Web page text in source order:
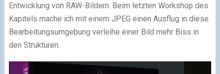
Entwicklung von RAW-Bildern. Beim letzten Workshop des
Kapitels mache ich mit einem JPEG einen Ausflug in diese
Bearbeitungsumgebung verleihe einer Bild mehr Biss in
den Strukturen.